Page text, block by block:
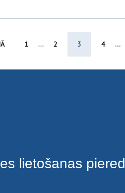
1 ... 2 3 4 ...
lietošanas